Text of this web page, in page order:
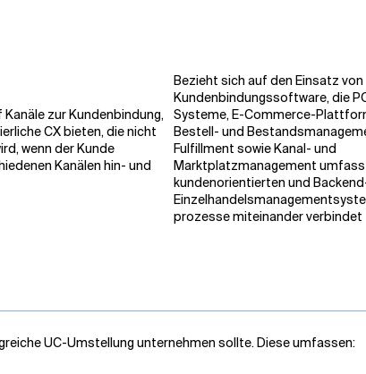
zur Kundenbindung,
CX bieten, die nicht
wenn der Kunde
Kanälen hin- und
Bezieht sich auf den Einsatz von
Kundenbindungssoftware, die
Systeme, E-Commerce-
Bestell- und
Fulfillment sowie Kanal- und
Marktplatzmanagement
kundenorientierten und
prozesse miteinander verbindet
UC-Umstellung unternehmen sollte. Diese umfassen: